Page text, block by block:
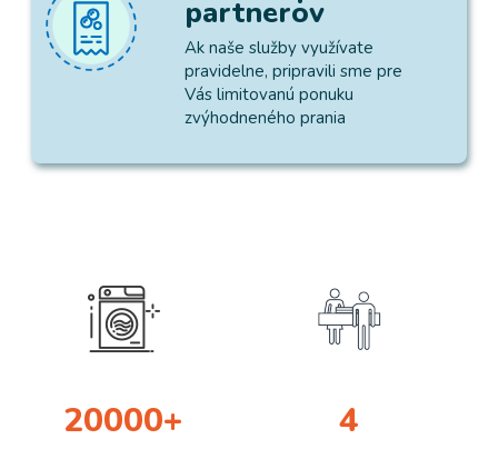
partnerov
Ak naše služby využívate
pravidelne, pripravili sme pre
Vás limitovanú ponuku
zvýhodneného prania
20000+ 4